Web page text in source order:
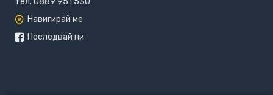
Навигирай ме
Последвай ни